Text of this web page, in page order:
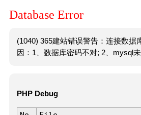
Database Error
(1040) 365建站错误警告：连接数据
因：1、数据库密码不对; 2、mysql未
PHP Debug